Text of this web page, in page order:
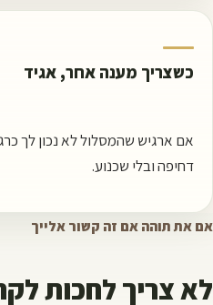
כשצריך מענה אחר, אגיד
אם ארגיש שהמסלול לא נכון לך
דחיפה ובלי שכנוע.
אם את תוהה אם זה קשור אלייך
לא צריך לחכות